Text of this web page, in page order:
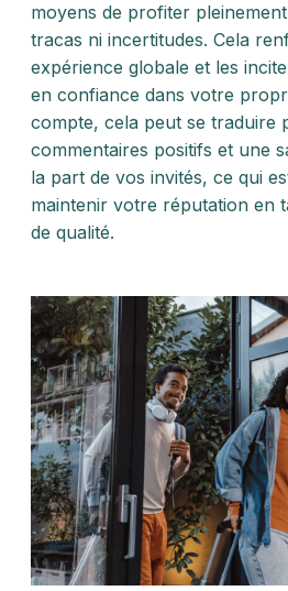
moyens de profiter
tracas ni incertitudes. Cela
expérience globale et les
en confiance dans votre
compte, cela peut se traduire
commentaires positifs et une
la part de vos invités, ce qui
maintenir votre réputation en
de qualité.